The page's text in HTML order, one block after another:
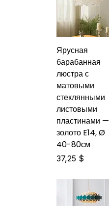
Ярусная
барабанная
люстра с
матовыми
стеклянными
листовыми
пластинами —
золото E14, Ø
40-80см
Цена
37,25 $